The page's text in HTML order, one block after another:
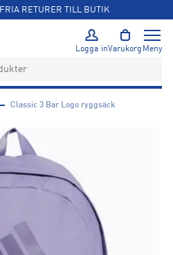
RETURER TILL BUTIK
Logga inVarukorg Meny
Classic 3 Bar Logo ryggsäck